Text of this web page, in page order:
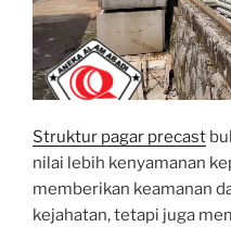
Struktur pagar precast
nilai lebih kenyamanan
memberikan keamanan
kejahatan, tetapi juga